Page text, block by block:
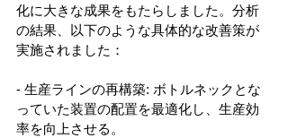
化に大きな成果をもたらしました。分析
の結果、以下のような具体的な改善策が
実施されました：
- 生産ラインの再構築: ボトルネックとな
っていた装置の配置を最適化し、生産効
率を向上させる。